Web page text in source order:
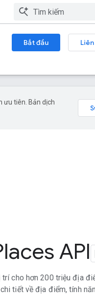
Bắt đầu
ưu tiên. Bản dịch
API
trí cho hơn 200 triệu địa
tiết về địa điểm, tính